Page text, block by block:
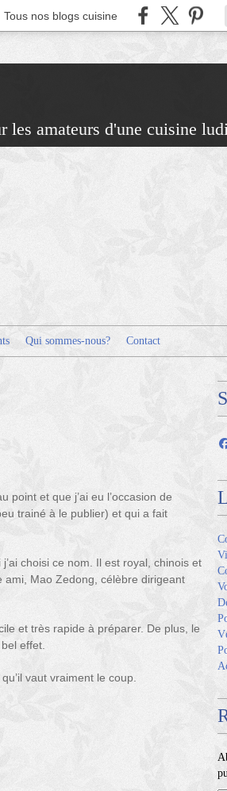
Tous nos blogs cuisine
les amateurs d'une cuisine
Qui sommes-nous? Contact
point et que j’ai eu l’occasion de
trainé à le publier) et qui a fait
choisi ce nom. Il est royal, chinois et
ami, Mao Zedong, célèbre dirigeant
et très rapide à préparer. De plus, le
effet.
vaut vraiment le coup.